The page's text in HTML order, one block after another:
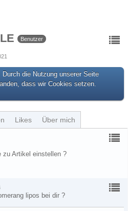
Benutzer
die Nutzung unserer Seite
dass wir Cookies setzen.
Likes Über mich
zu Artikel einstellen ?
lipos bei dir ?